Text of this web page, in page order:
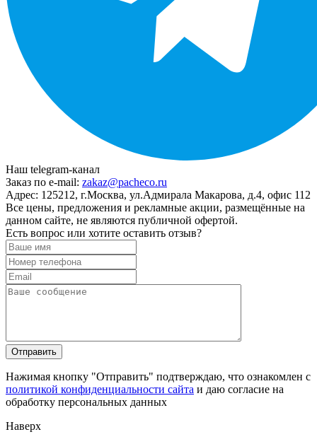
Наш telegram-канал
Заказ по e-mail: zakaz@pacheco.ru
Адрес: 125212, г.Москва, ул.Адмирала Макарова, д.4, офис 112
Все цены, предложения и рекламные акции, размещённые на
данном сайте, не являются публичной офертой.
Есть вопрос или хотите оставить отзыв?
Нажимая кнопку "Отправить" подтверждаю, что ознакомлен с
политикой конфиденциальности сайта и даю согласие на
обработку персональных данных
Наверх